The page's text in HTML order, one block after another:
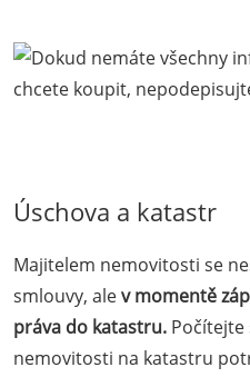
Úschova a katastr
Majitelem nemovitosti se
smlouvy, alev momentě
práva do katastru. Počítejte
nemovitosti na katastru